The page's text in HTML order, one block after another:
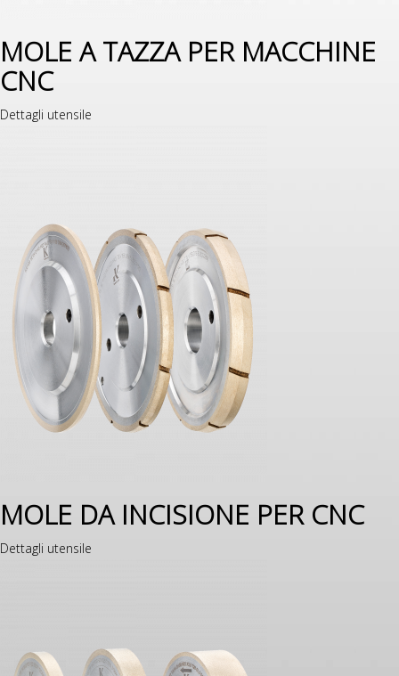
MOLE A TAZZA PER MACCHINE
CNC
Dettagli utensile
MOLE DA INCISIONE PER CNC
Dettagli utensile